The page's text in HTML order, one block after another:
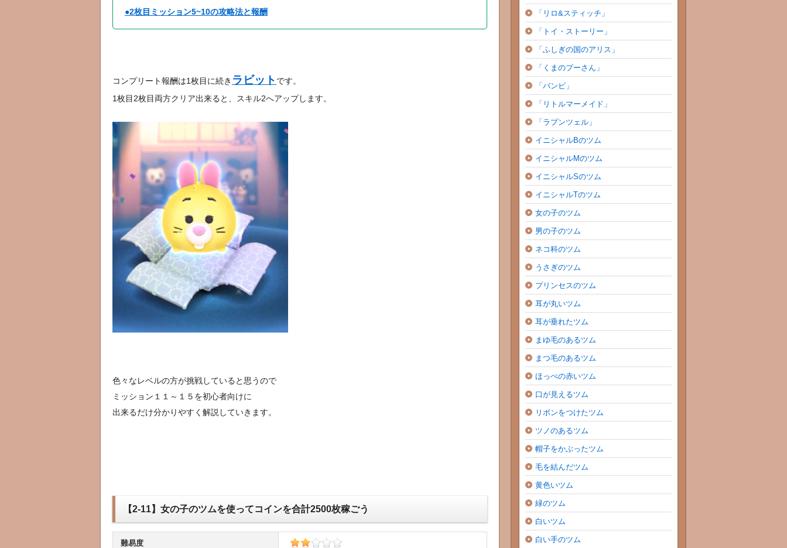
●2枚目ミッション5~10の攻略法と報酬
コンプリート報酬は1枚目に続き ラビット です。
1枚目2枚目両方クリア出来ると、スキル2へアップします。
色々なレベルの方が挑戦していると思うので
ミッション１１～１５を初心者向けに
出来るだけ分かりやすく解説していきます。
【2-11】女の子のツムを使ってコインを合計2500枚稼ごう
難易度
「リロ&スティッチ」
「トイ・ストーリー」
「ふしぎの国のアリス」
「くまのプーさん」
「バンビ」
「リトルマーメイド」
「ラプンツェル」
イニシャルBのツム
イニシャルMのツム
イニシャルSのツム
イニシャルTのツム
女の子のツム
男の子のツム
ネコ科のツム
うさぎのツム
プリンセスのツム
耳が丸いツム
耳が垂れたツム
まゆ毛のあるツム
まつ毛のあるツム
ほっぺの赤いツム
口が見えるツム
リボンをつけたツム
ツノのあるツム
帽子をかぶったツム
毛を結んだツム
黄色いツム
緑のツム
白いツム
白い手のツム